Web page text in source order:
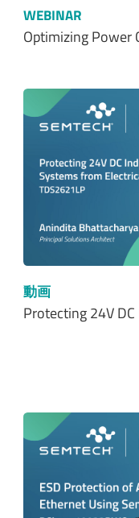
WEBINAR
Optimizing Power
動画
Protecting 24V